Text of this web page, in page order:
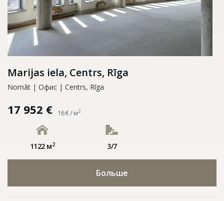
Marijas iela, Centrs, Rīga
Nomāt | Офис | Centrs, Rīga
17 952 € 16 € / м2
1122 м2 3/7
Больше